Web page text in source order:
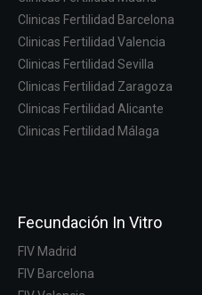
Clinicas Fertilidad Barcelona
Clinicas Fertilidad Valencia
Clinicas Fertilidad Sevilla
Clinicas Fertilidad Zaragoza
Clinicas Fertilidad Alicante
Clinicas Fertilidad Málaga
Fecundación In Vitro
FIV Madrid
FIV Barcelona